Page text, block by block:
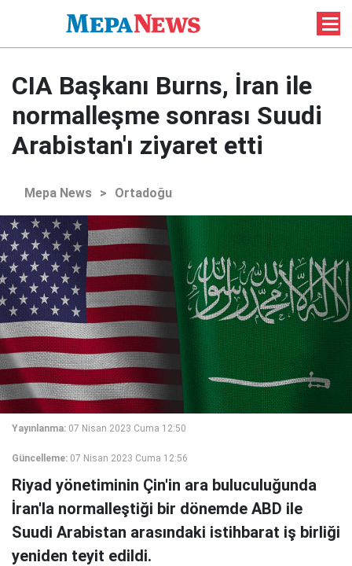
CIA Başkanı Burns, İran ile
normalleşme sonrası Suudi
Arabistan'ı ziyaret etti
Mepa News > Ortadoğu
Yayınlanma: 07 Nisan 2023 Cuma 12:50
Güncelleme: 07 Nisan 2023 Cuma 12:56
Riyad yönetiminin Çin'in ara buluculuğunda
İran'la normalleştiği bir dönemde ABD ile
Suudi Arabistan arasındaki istihbarat iş birliği
yeniden teyit edildi.